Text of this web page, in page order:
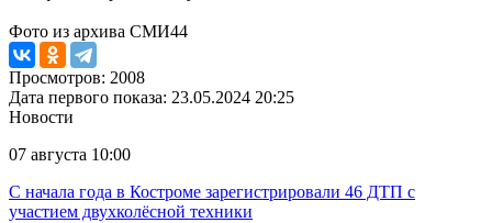
Фото из архива СМИ44
Просмотров: 2008
Дата первого показа: 23.05.2024 20:25
Новости
07 августа 10:00
С начала года в Костроме зарегистрировали 46 ДТП с
участием двухколёсной техники